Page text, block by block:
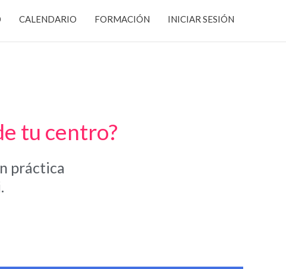
CALENDARIO FORMACIÓN INICIAR SESIÓN
tu centro?
práctica